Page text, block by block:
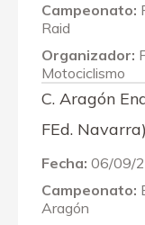
Campeonato:
Raid
Organizador:
Motociclismo
C. Aragón
FEd. Navarra)
Fecha: 06/09/
Campeonato:
Aragón